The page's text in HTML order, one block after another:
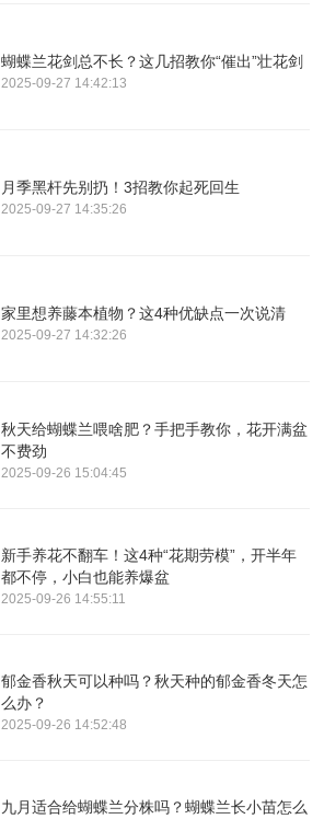
蝴蝶兰花剑总不长？这几招教你“催出”壮花剑
2025-09-27 14:42:13
月季黑杆先别扔！3招教你起死回生
2025-09-27 14:35:26
家里想养藤本植物？这4种优缺点一次说清
2025-09-27 14:32:26
秋天给蝴蝶兰喂啥肥？手把手教你，花开满盆
不费劲
2025-09-26 15:04:45
新手养花不翻车！这4种“花期劳模”，开半年
都不停，小白也能养爆盆
2025-09-26 14:55:11
郁金香秋天可以种吗？秋天种的郁金香冬天怎
么办？
2025-09-26 14:52:48
九月适合给蝴蝶兰分株吗？蝴蝶兰长小苗怎么